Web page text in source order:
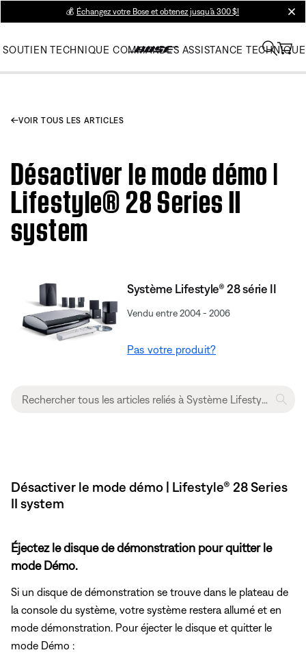
💰 Échangez votre Bose et obtenez jusqu’à 300 $!
SOUTIEN TECHNIQUE COMMANDES ASSISTANCE TECHNIQUE
VOIR TOUS LES ARTICLES
Désactiver le mode démo |
Lifestyle® 28 Series II
system
Système Lifestyle® 28 série II
Vendu entre 2004 - 2006
Pas votre produit?
Désactiver le mode démo | Lifestyle® 28 Series
II system
Éjectez le disque de démonstration pour quitter le
mode Démo.
Si un disque de démonstration se trouve dans le plateau de
la console du système, votre système restera allumé et en
mode démonstration. Pour éjecter le disque et quitter le
mode Démo :